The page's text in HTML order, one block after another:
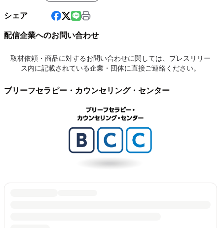
シェア
配信企業へのお問い合わせ
取材依頼・商品に対するお問い合わせに関しては、プレスリリー
ス内に記載されている企業・団体に直接ご連絡ください。
ブリーフセラピー・カウンセリング・センター